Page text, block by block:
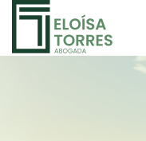
Saltar
contenido